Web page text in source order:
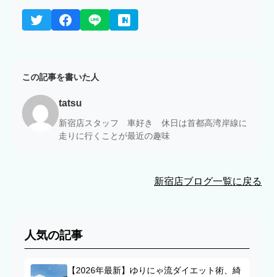
この記事を書いた人
tatsu
新宿店スタッフ 車好き 休日は首都高湾岸線に
走りに行くことが最近の趣味
新宿店ブログ一覧に戻る
人気の記事
【2026年最新】ゆりにゃ流ダイエット術、綺